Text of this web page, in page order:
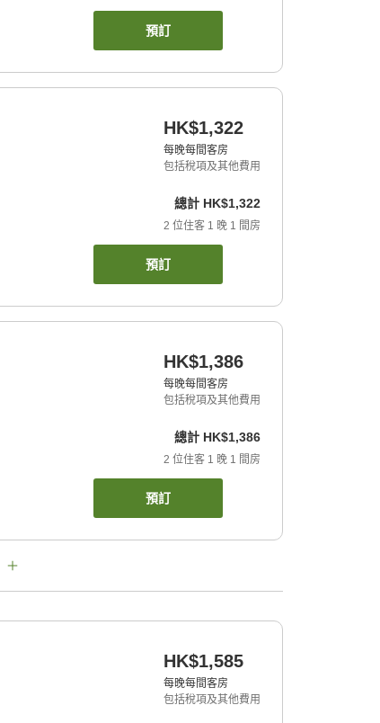
預訂
HK$1,322
每晚每間客房
包括稅項及其他費用
總計 HK$1,322
2 位住客 1 晚 1 間房
預訂
HK$1,386
每晚每間客房
包括稅項及其他費用
總計 HK$1,386
2 位住客 1 晚 1 間房
預訂
HK$1,585
每晚每間客房
包括稅項及其他費用